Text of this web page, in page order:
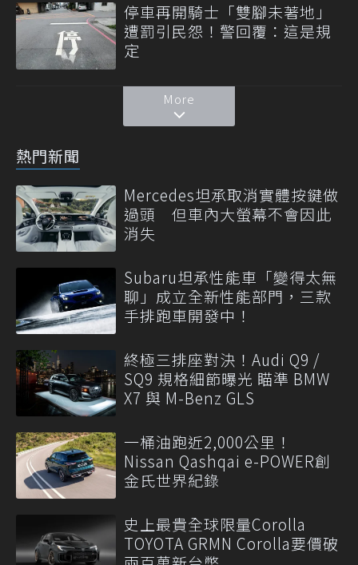
停車再開騎士「雙腳未著地」
遭罰引民怨！警回覆：這是規
定
More
熱門新聞
Mercedes坦承取消實體按鍵做
過頭 但車內大螢幕不會因此
消失
Subaru坦承性能車「變得太無
聊」成立全新性能部門，三款
手排跑車開發中！
終極三排座對決！Audi Q9 /
SQ9 規格細節曝光 瞄準 BMW
X7 與 M-Benz GLS
一桶油跑近2,000公里！
Nissan Qashqai e-POWER創
金氏世界紀錄
史上最貴全球限量Corolla
TOYOTA GRMN Corolla要價破